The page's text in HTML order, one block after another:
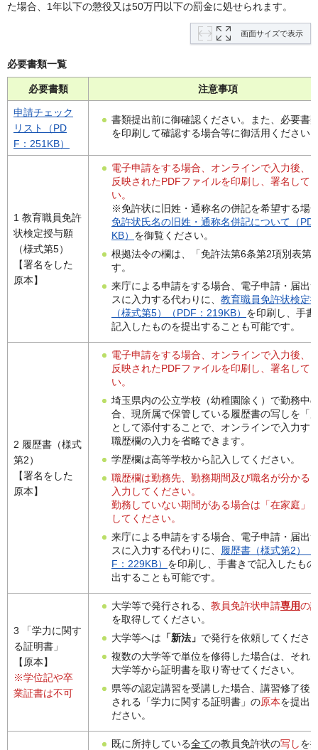
た場合、1年以下の懲役又は50万円以下の罰金に処せられます。
画面サイズで表示
必要書類一覧
必要書類 注意事項
申請チェック
リスト（PD
F：251KB）
書類提出前に御確認ください。また、必要書
を印刷して確認する場合等に御活用ください
1 教育職員免許
状検定授与願
（様式第5）
【署名をした
原本】
電子申請をする場合、オンラインで入力後、
反映されたPDFファイルを印刷し、署名して
い。
※免許状に旧姓・通称名の併記を希望する場
免許状氏名の旧姓・通称名併記について（
KB） を御覧ください。
根拠法令の欄は、「免許法第6条第2項別表第
す。
来庁による申請をする場合、電子申請・届出
スに入力する代わりに、 教育職員免許状検定
（様式第5）（PDF：219KB） を印刷し、手
記入したものを提出することも可能です。
2 履歴書（様式
第2）
【署名をした
原本】
電子申請をする場合、オンラインで入力後、
反映されたPDFファイルを印刷し、署名して
い。
埼玉県内の公立学校（幼稚園除く）で勤務中
合、現所属で保管している履歴書の写しを「
として添付することで、オンラインで入力す
職歴欄の入力を省略できます。
学歴欄は高等学校から記入してください。
職歴欄は勤務先、勤務期間及び職名が分かる
入力してください。
勤務していない期間がある場合は「在家庭」
してください。
来庁による申請をする場合、電子申請・届出
スに入力する代わりに、 履歴書（様式第2）（
F：229KB） を印刷し、手書きで記入したも
出することも可能です。
3 「学力に関す
る証明書」
【原本】
※学位記や卒
業証書は不可
大学等で発行される、 教員免許状申請専用の
を取得してください。
大学等へは 「新法」 で発行を依頼してくださ
複数の大学等で単位を修得した場合は、それ
大学等から証明書を取り寄せてください。
県等の認定講習を受講した場合、講習修了後
される「学力に関する証明書」の原本を提出
ださい。
既に所持している全ての教員免許状の写しを